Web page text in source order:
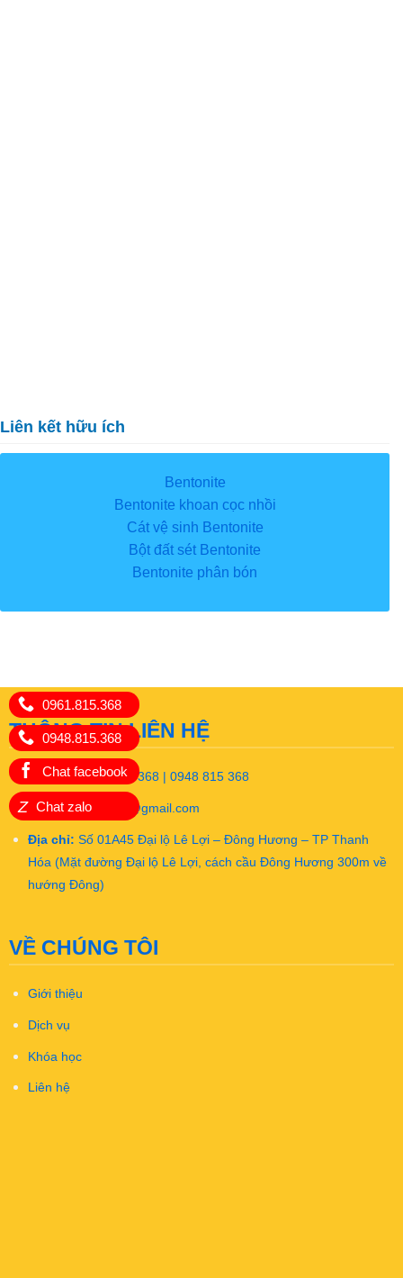
0961.815.368
0948.815.368
Chat facebook
Z Chat zalo
Liên kết hữu ích
Bentonite
Bentonite khoan cọc nhồi
Cát vệ sinh Bentonite
Bột đất sét Bentonite
Bentonite phân bón
THÔNG TIN LIÊN HỆ
Hotline:0961 815 368 | 0948 815 368
Email:daotao.atc@gmail.com
Địa chỉ: Số 01A45 Đại lộ Lê Lợi – Đông Hương – TP Thanh
Hóa (Mặt đường Đại lộ Lê Lợi, cách cầu Đông Hương 300m về
hướng Đông)
VỀ CHÚNG TÔI
Giới thiệu
Dịch vụ
Khóa học
Liên hệ